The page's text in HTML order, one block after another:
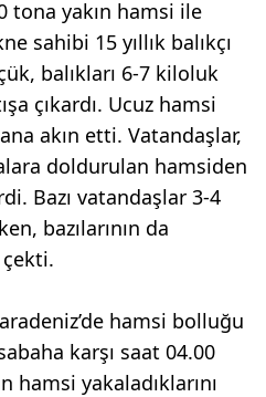
tona yakın hamsi ile
sahibi 15 yıllık balıkçı
balıkları 6-7 kiloluk
çıkardı. Ucuz hamsi
akın etti. Vatandaşlar,
doldurulan hamsiden
Bazı vatandaşlar 3-4
bazılarının da
hamsi bolluğu
karşı saat 04.00
hamsi yakaladıklarını